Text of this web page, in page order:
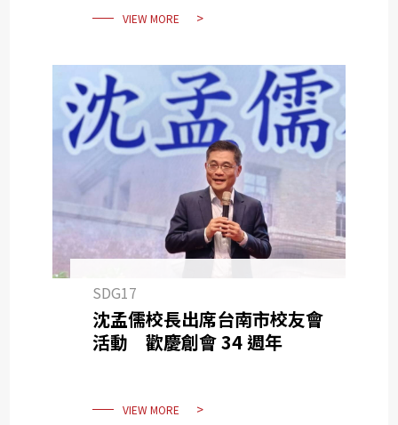
VIEW MORE
SDG17
沈孟儒校長出席台南市校友會
活動 歡慶創會 34 週年
VIEW MORE